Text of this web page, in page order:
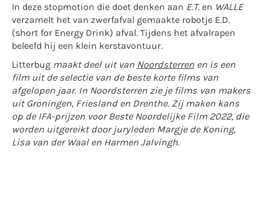
In deze stopmotion die doet denken aan E.T. en WALLE
verzamelt het van zwerfafval gemaakte robotje E.D.
(short for Energy Drink) afval. Tijdens het afvalrapen
beleefd hij een klein kerstavontuur.
Litterbug maakt deel uit van Noordsterren en is een
film uit de selectie van de beste korte films van
afgelopen jaar. In Noordsterren zie je films van makers
uit Groningen, Friesland en Drenthe. Zij maken kans
op de IFA-prijzen voor Beste Noordelijke Film 2022, die
worden uitgereikt door juryleden Margje de Koning,
Lisa van der Waal en Harmen Jalvingh.